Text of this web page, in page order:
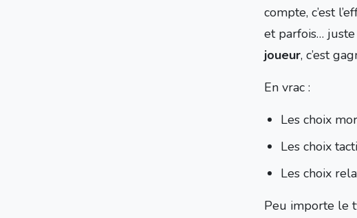
compte, c’est
et parfois…
joueur, c’est
En vrac :
Les choix
Les choix
Les choix
Peu importe le